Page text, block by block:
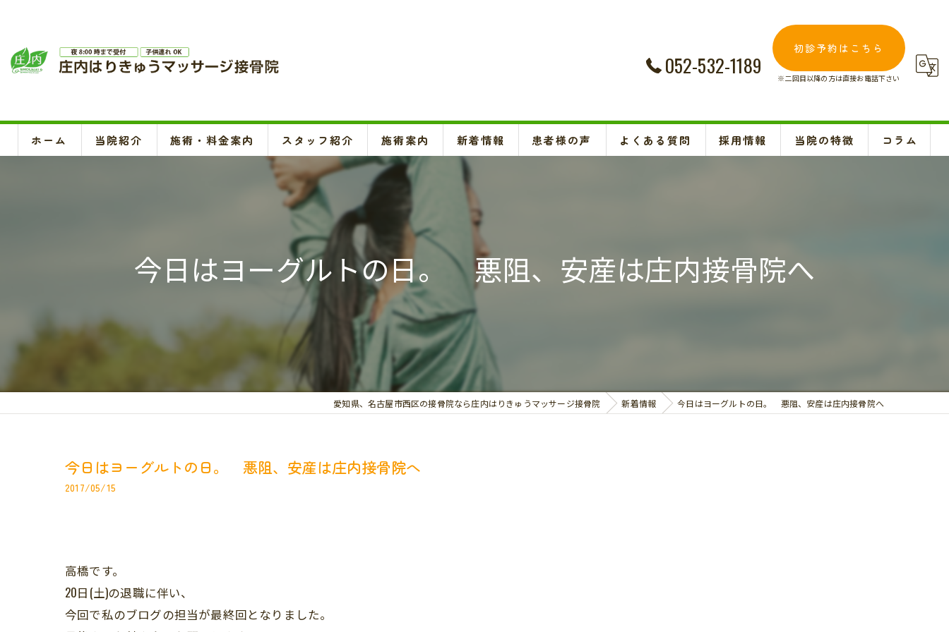
052-532-1189
初診予約はこちら
※二回目以降の方は直接お電話下さい
ホーム 当院紹介 施術・料金案内 スタッフ紹介 施術案内
頚椎、背骨、骨盤矯正、O脚矯正
ハイボルテージ・超音波治療、超短波治療
鍼灸(はり、きゅう)
悪阻・安産・逆子治療、不妊治療
交通事故治療
お悩み別の治療
新着情報 患者様の声 よくある質問 採用情報 当院の特徴 コラム
今日はヨーグルトの日。 悪阻、安産は庄内接骨院へ
愛知県、名古屋市西区の接骨院なら庄内はりきゅうマッサージ接骨院 新着情報 今日はヨーグルトの日。 悪阻、安産は庄内接骨院へ
今日はヨーグルトの日。 悪阻、安産は庄内接骨院へ
2017/05/15
高橋です。
20日(土)の退職に伴い、
今回で私のブログの担当が最終回となりました。